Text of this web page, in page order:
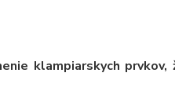
klampiarskych